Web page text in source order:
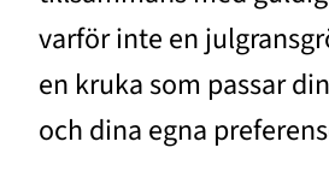
varför inte en
en kruka som passar
och dina egna